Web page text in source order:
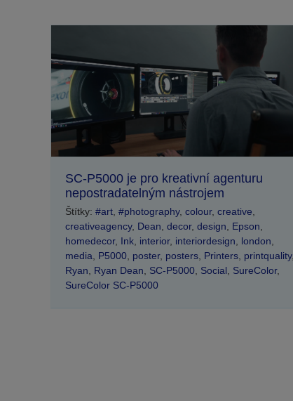
SC-P5000 je pro kreativní agenturu
nepostradatelným nástrojem
Štítky: #art #photography, colour, creative
creativeagency, Dean decor, design Epson
homedecor, Ink interior, interiordesign london
media
P5000 poster, posters Printers printquality,
Ryan
Ryan Dean SC-P5000 Social SureColor,
SureColor SC-P5000